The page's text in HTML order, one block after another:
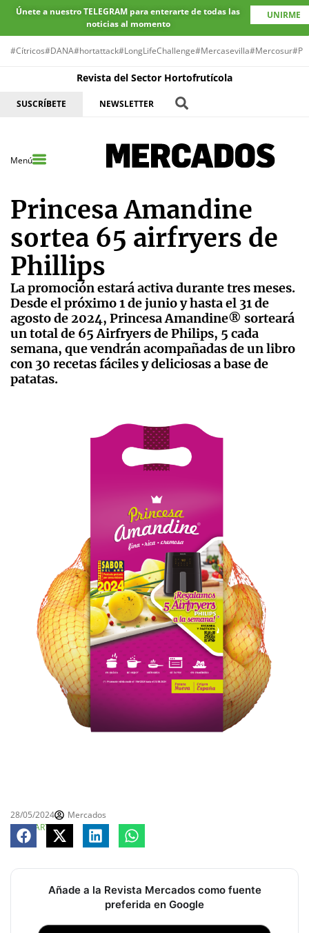
Únete a nuestro TELEGRAM para enterarte de todas las
noticias al momento
UNIRME
#Cítricos#DANA#hortattack#LongLifeChallenge#Mercasevilla#Mercosur
Revista del Sector Hortofrutícola
SUSCRÍBETE NEWSLETTER
Menú
Princesa Amandine
sortea 65 airfryers de
Phillips
La promoción estará activa durante tres meses.
Desde el próximo 1 de junio y hasta el 31 de
agosto de 2024, Princesa Amandine® sorteará
un total de 65 Airfryers de Philips, 5 cada
semana, que vendrán acompañadas de un libro
con 30 recetas fáciles y deliciosas a base de
patatas.
28/05/2024
Mercados
COMPARTE
Añade a la Revista Mercados como fuente
preferida en Google